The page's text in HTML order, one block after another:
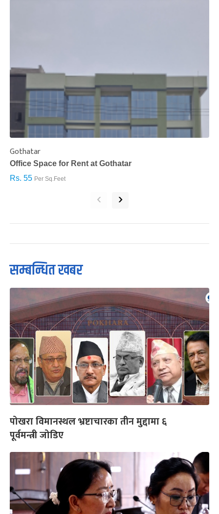
Gothatar
Office Space for Rent at Gothatar
Rs. 55 Per Sq.Feet
‹ ›
सम्बन्धित खबर
पोखरा विमानस्थल भ्रष्टाचारका तीन मुद्दामा ६
पूर्वमन्त्री जोडिए